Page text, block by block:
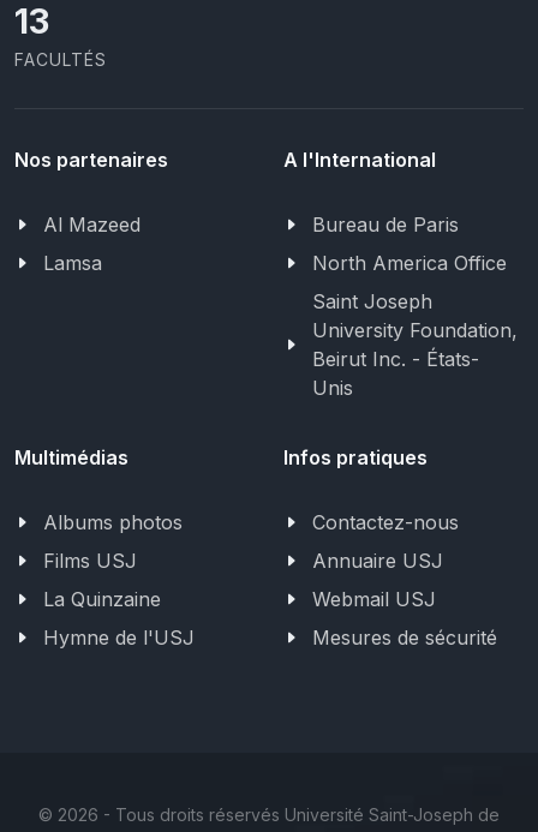
13
FACULTÉS
Nos partenaires
Al Mazeed
Lamsa
A l'International
Bureau de Paris
North America Office
Saint Joseph
University Foundation,
Beirut Inc. - États-
Unis
Multimédias
Albums photos
Films USJ
La Quinzaine
Hymne de l'USJ
Infos pratiques
Contactez-nous
Annuaire USJ
Webmail USJ
Mesures de sécurité
© 2026 - Tous droits réservés Université Saint-Joseph de